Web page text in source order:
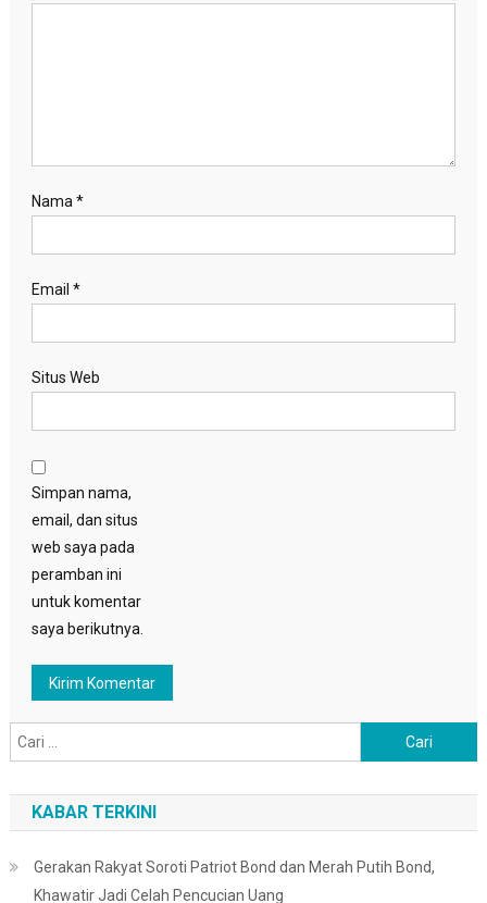
Nama *
Email *
Situs Web
Simpan nama,
email, dan situs
web saya pada
peramban ini
untuk komentar
saya berikutnya.
untuk:
KABAR TERKINI
Gerakan Rakyat Soroti Patriot Bond dan Merah Putih Bond,
Khawatir Jadi Celah Pencucian Uang